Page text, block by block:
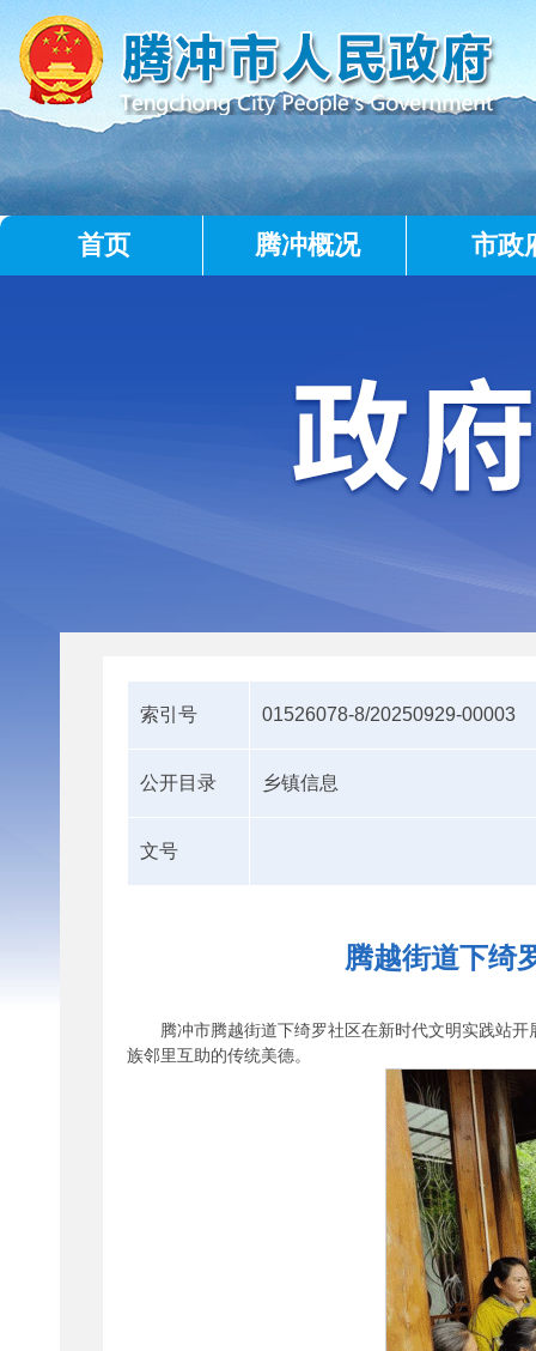
首页 腾冲概况 市政
索引号 01526078-8/20250929-00003
公开目录 乡镇信息
文号
腾越街道下绮
腾冲市腾越街道下绮罗社区在新时代文明实践站
族邻里互助的传统美德。